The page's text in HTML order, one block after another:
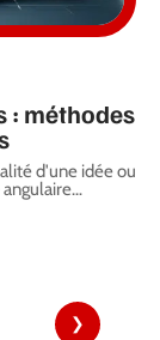
: méthodes
d'une idée ou
…